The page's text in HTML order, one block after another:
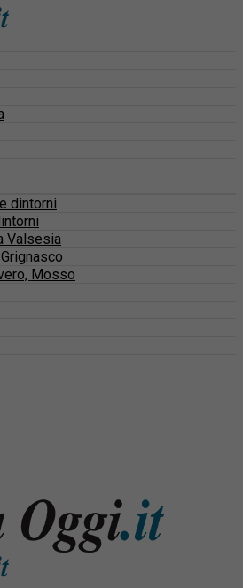
dintorni
Valsesia
Mosso